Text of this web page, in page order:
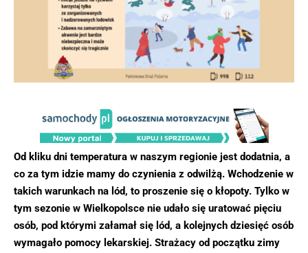
Od kliku dni temperatura w naszym regionie jest dodatnia, a
co za tym idzie mamy do czynienia z odwilżą. Wchodzenie w
takich warunkach na lód, to proszenie się o kłopoty. Tylko w
tym sezonie w Wielkopolsce nie udało się uratować pięciu
osób, pod którymi załamał się lód, a kolejnych dziesięć osób
wymagało pomocy lekarskiej. Strażacy od początku zimy